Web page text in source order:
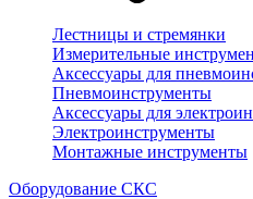
Лестницы и стремянки
Измерительные
Аксессуары для
Пневмоинструменты
Аксессуары для
Электроинструменты
Монтажные инструменты
Оборудование СКС